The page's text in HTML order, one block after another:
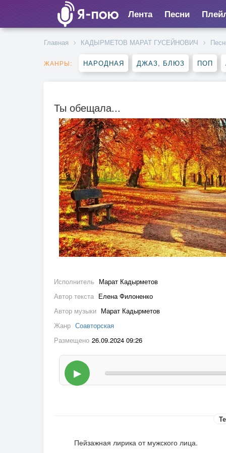
Лента Песни
Главная КАДЫРМЕТОВ МАРАТ ГУСЕЙНОВИЧ
ЖАНРЫ: НАРОДНАЯ ДЖАЗ, БЛЮЗ ПОП
Ты обещала...
Исполнитель Марат Кадырметов
Автор текста Елена Филоненко
Автор музыки Марат Кадырметов
Жанр Соавторская
Размещено 26.09.2024 09:26
▶
Пейзажная лирика от мужского лица.